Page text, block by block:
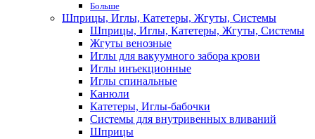
Больше
Шприцы, Иглы, Катетеры, Жгуты, Системы
Шприцы, Иглы, Катетеры, Жгуты, Системы
Жгуты венозные
Иглы для вакуумного забора крови
Иглы инъекционные
Иглы спинальные
Канюли
Катетеры, Иглы-бабочки
Системы для внутривенных вливаний
Шприцы